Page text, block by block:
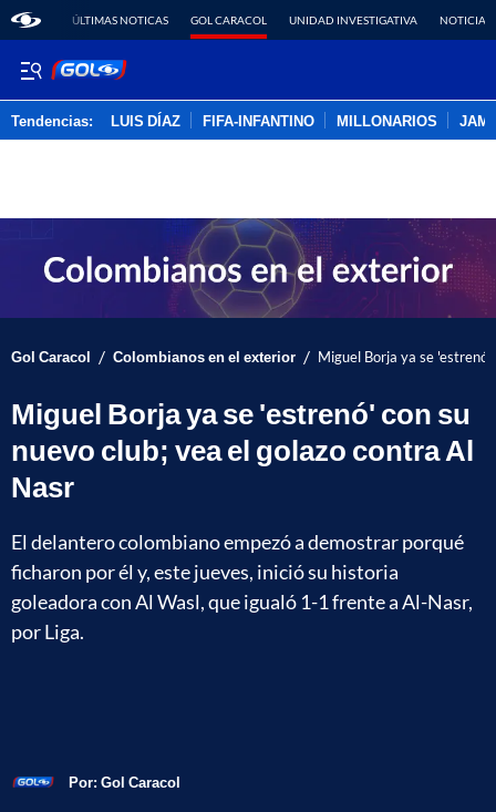
ÚLTIMAS NOTICAS GOL CARACOL UNIDAD INVESTIGATIVA NOTICIAS
Tendencias: LUIS DÍAZ FIFA-INFANTINO MILLONARIOS
Gol Caracol / Colombianos en el exterior / Miguel Borja ya se
Miguel Borja ya se 'estrenó' con su
nuevo club; vea el golazo contra Al
Nasr
El delantero colombiano empezó a demostrar porqué
ficharon por él y, este jueves, inició su historia
goleadora con Al Wasl, que igualó 1-1 frente a Al-Nasr,
por Liga.
Por: Gol Caracol